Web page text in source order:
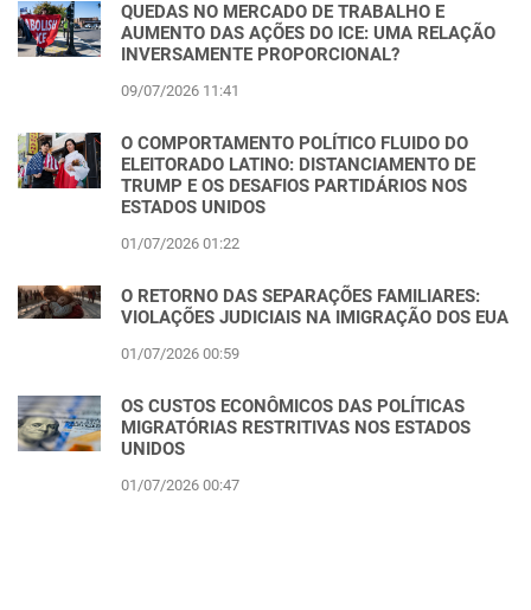
QUEDAS NO MERCADO DE TRABALHO E
AUMENTO DAS AÇÕES DO ICE: UMA RELAÇÃO
INVERSAMENTE PROPORCIONAL?
09/07/2026 11:41
O COMPORTAMENTO POLÍTICO FLUIDO DO
ELEITORADO LATINO: DISTANCIAMENTO DE
TRUMP E OS DESAFIOS PARTIDÁRIOS NOS
ESTADOS UNIDOS
01/07/2026 01:22
O RETORNO DAS SEPARAÇÕES FAMILIARES:
VIOLAÇÕES JUDICIAIS NA IMIGRAÇÃO DOS EUA
01/07/2026 00:59
OS CUSTOS ECONÔMICOS DAS POLÍTICAS
MIGRATÓRIAS RESTRITIVAS NOS ESTADOS
UNIDOS
01/07/2026 00:47